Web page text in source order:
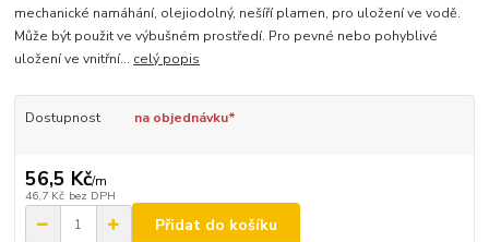
mechanické namáhání, olejiodolný, nešíří plamen, pro uložení ve vodě.
Může být použit ve výbušném prostředí. Pro pevné nebo pohyblivé
uložení ve vnitřní... celý popis
Dostupnost na objednávku*
56,5 Kč/m
46,7 Kč bez DPH
Přidat do košíku